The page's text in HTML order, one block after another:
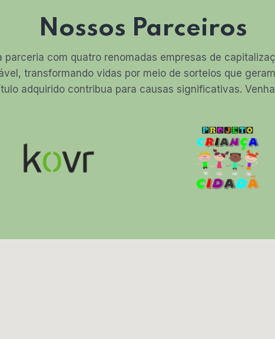
Nossos Parceiros
parceria com quatro renomadas empresas de
transformando vidas por meio de sorteios que
adquirido contribua para causas significativas.